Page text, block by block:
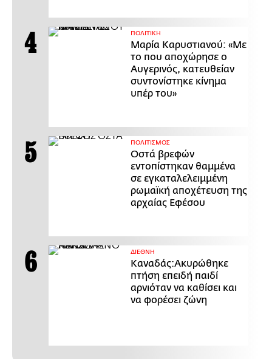
ΠΟΛΙΤΙΚΗ
Μαρία Καρυστιανού: «Με
το που αποχώρησε ο
Αυγερινός, κατευθείαν
συντονίστηκε κίνημα
υπέρ του»
ΠΟΛΙΤΙΣΜΟΣ
Οστά βρεφών
εντοπίστηκαν θαμμένα
σε εγκαταλελειμμένη
ρωμαϊκή αποχέτευση της
αρχαίας Εφέσου
ΔΙΕΘΝΗ
Καναδάς:Ακυρώθηκε
πτήση επειδή παιδί
αρνιόταν να καθίσει και
να φορέσει ζώνη